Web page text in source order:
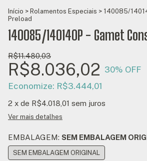
Início > Rolamentos Especiais > 140085/
Preload
140085/140140P - Gamet
R$11.480,03
R$8.036,02 30% OFF
Economize: R$3.444,01
2 x de R$4.018,01 sem juros
Ver mais detalhes
EMBALAGEM: SEM EMBALAGEM
SEM EMBALAGEM ORIGINAL